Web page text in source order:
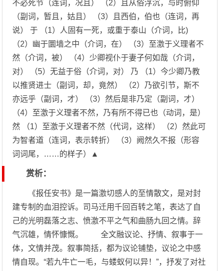
不必死节（连词，况且） （2）且从俗浮沉，与时俯仰
（副词，暂且，姑且） （3）且西伯，伯也（连词，再
说） 于 （1）人固有一死，或重于泰山（介词，比)
（2）幽于圜墙之中（介词，在） （3）至激于义理者不
然（介词，被） （4）少卿视仆于妻子何如哉（介词，
对） （5）无益于俗（介词，对） 乃 （1）今少卿乃教
以推贤进士（副词，却，竟然） （2）乃欲引节，斯不
亦远乎（副词，才） （3）然后是非乃定（副词，才）
（4）至激于义理者不然，乃有所不得已也（动词，是）
然 （1）至激于义理者不然（代词，这样） （2）然此可
为智者道（连词，表示转折） （3）阙然久不报（形容
词词尾，……的样子）▲
赏析：
《报任安书》是一篇激切感人的至情散文，是对封
建专制的血泪控诉。司马迁用千回百转之笔，表达了自
己的光明磊落之志、愤激不平之气和曲肠九回之情。辞
气沉雄，情怀慷慨。 全文融议论、抒情、叙事于一
体，文情并茂。叙事简括，都为议论铺垫，议论之中感
情自现。“若九牛亡一毛，与蝼蚁何以异！”，抒发了对社